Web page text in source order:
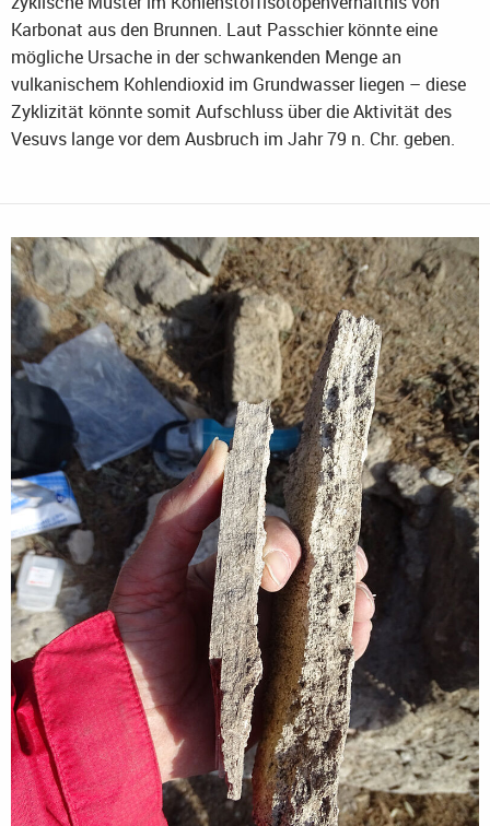
Karbonat aus den Brunnen. Laut Passchier könnte eine
mögliche Ursache in der schwankenden Menge an
vulkanischem Kohlendioxid im Grundwasser liegen – diese
Zyklizität könnte somit Aufschluss über die Aktivität des
Vesuvs lange vor dem Ausbruch im Jahr 79 n. Chr. geben.